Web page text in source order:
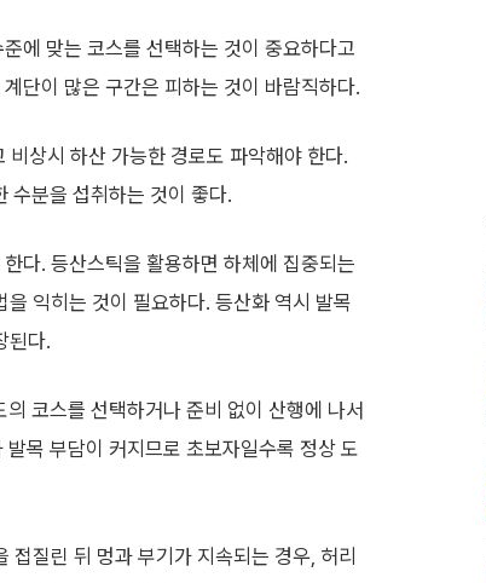
에 맞는 코스를 선택하는 것이 중요하다고
단이 많은 구간은 피하는 것이 바람직하다.
상시 하산 가능한 경로도 파악해야 한다.
분을 섭취하는 것이 좋다.
다. 등산스틱을 활용하면 하체에 집중되는
익히는 것이 필요하다. 등산화 역시 발목
된다.
코스를 선택하거나 준비 없이 산행에 나서
목 부담이 커지므로 초보자일수록 정상 도
접질린 뒤 멍과 부기가 지속되는 경우, 허리